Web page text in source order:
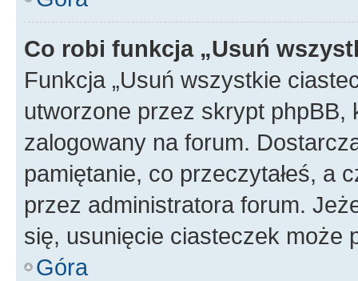
Co robi funkcja „Usuń
Funkcja „Usuń wszystkie
utworzone przez skrypt
zalogowany na forum.
pamiętanie, co przeczytałeś, a
przez administratora forum.
się, usunięcie ciasteczek może
Góra